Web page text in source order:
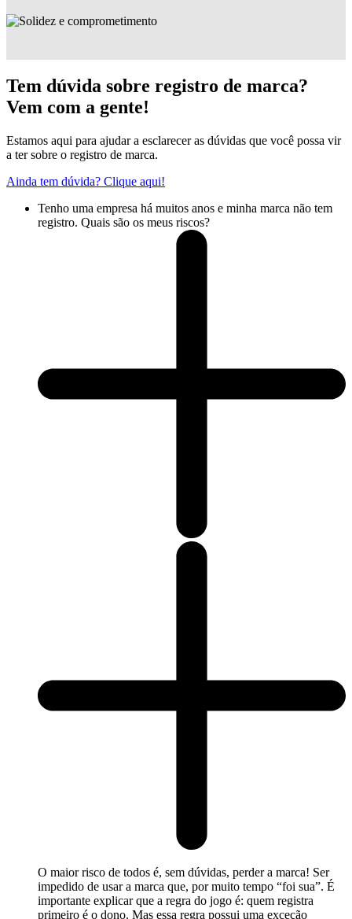
Tem dúvida sobre registro de marca?
Vem com a gente!
Estamos aqui para ajudar a esclarecer as dúvidas que você possa vir
a ter sobre o registro de marca.
Ainda tem dúvida? Clique aqui!
Tenho uma empresa há muitos anos e minha marca não tem
registro. Quais são os meus riscos?
O maior risco de todos é, sem dúvidas, perder a marca! Ser
impedido de usar a marca que, por muito tempo “foi sua”. É
importante explicar que a regra do jogo é: quem registra
primeiro é o dono. Mas essa regra possui uma exceção